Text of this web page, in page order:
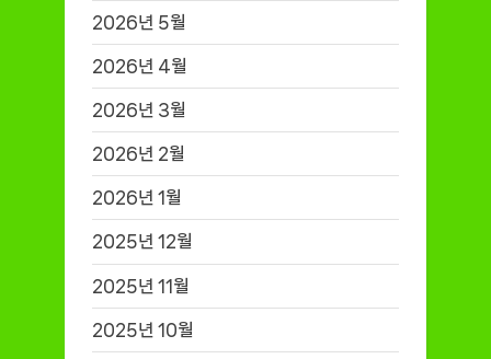
2026년 5월
2026년 4월
2026년 3월
2026년 2월
2026년 1월
2025년 12월
2025년 11월
2025년 10월